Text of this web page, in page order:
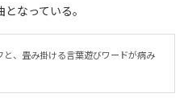
となっている。
、畳み掛ける言葉遊びワードが病み